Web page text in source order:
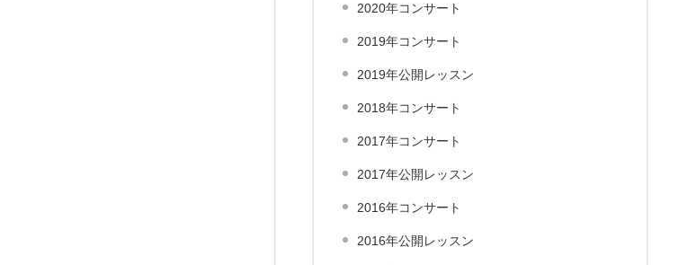
2020年コンサート
2019年コンサート
2019年公開レッスン
2018年コンサート
2017年コンサート
2017年公開レッスン
2016年コンサート
2016年公開レッスン